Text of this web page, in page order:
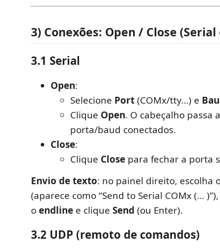
3) Conexões: Open / Close (Serial
3.1 Serial
Open:
Selecione Port(COMx/tty…) e
Clique Open. O cabeçalho passa
porta/baud conectados.
Close:
Clique Close para fechar a porta
Envio de texto: no painel direito, escolha
(aparece como “Send to Serial COMx (…
oendline e clique Send (ou Enter).
3.2 UDP (remoto de comandos)